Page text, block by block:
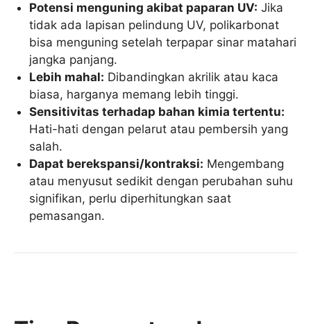
Potensi menguning akibat paparan UV: Jika
tidak ada lapisan pelindung UV, polikarbonat
bisa menguning setelah terpapar sinar matahari
jangka panjang.
Lebih mahal: Dibandingkan akrilik atau kaca
biasa, harganya memang lebih tinggi.
Sensitivitas terhadap bahan kimia tertentu:
Hati-hati dengan pelarut atau pembersih yang
salah.
Dapat berekspansi/kontraksi: Mengembang
atau menyusut sedikit dengan perubahan suhu
signifikan, perlu diperhitungkan saat
pemasangan.